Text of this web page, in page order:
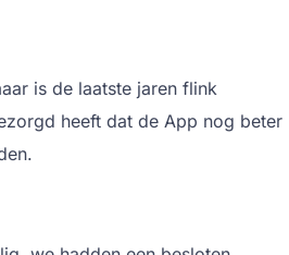
is de laatste jaren flink
heeft dat de App nog beter